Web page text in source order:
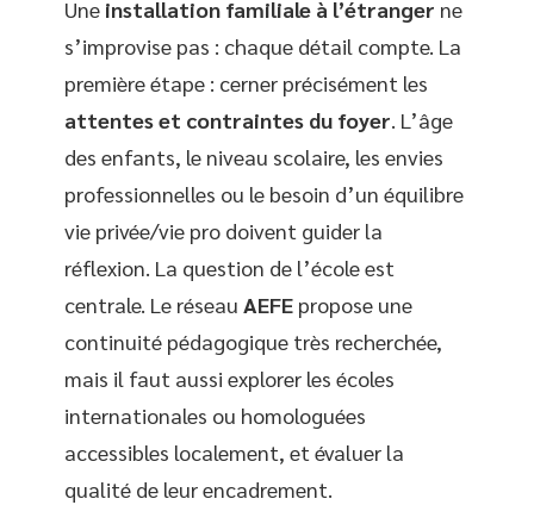
Une installation familiale à l’étranger ne
s’improvise pas : chaque détail compte. La
première étape : cerner précisément les
attentes et contraintes du foyer. L’âge
des enfants, le niveau scolaire, les envies
professionnelles ou le besoin d’un équilibre
vie privée/vie pro doivent guider la
réflexion. La question de l’école est
centrale. Le réseau AEFE propose une
continuité pédagogique très recherchée,
mais il faut aussi explorer les écoles
internationales ou homologuées
accessibles localement, et évaluer la
qualité de leur encadrement.